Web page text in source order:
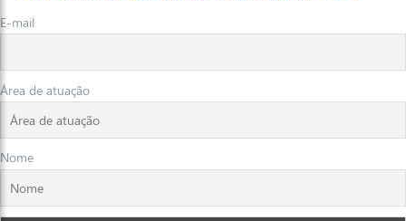
E-mail
Área de atuação
Nome